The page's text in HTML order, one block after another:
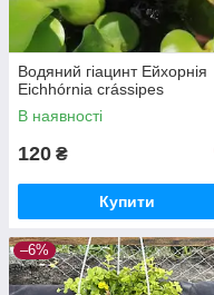
Водяний гіацинт Ейхорнія
Eichhórnia crássipes
В наявності
120 ₴
Купити
–6%